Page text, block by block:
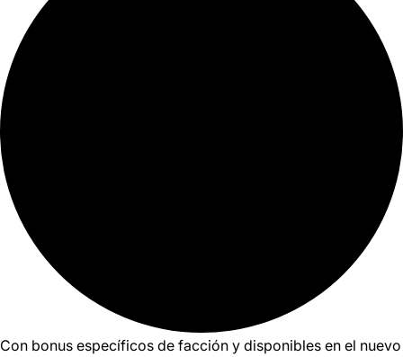
Con bonus específicos de facción y disponibles en el nuevo